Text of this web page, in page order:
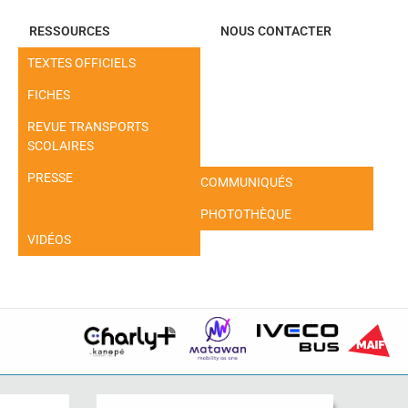
RESSOURCES
TEXTES OFFICIELS
FICHES
REVUE TRANSPORTS
SCOLAIRES
PRESSE COMMUNIQUÉS
PHOTOTHÈQUE
VIDÉOS
NOUS CONTACTER